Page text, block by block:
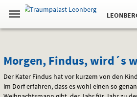
Springe
zum
,zum
.
Navigation
Gehe
zur
Standortauswahl
Standort:
Hinweis
Morgen,
Findus,
Morgen, Findus, wird´s
Der Kater Findus hat vor kurzem von den
im Dorf erfahren, dass es wohl einen so